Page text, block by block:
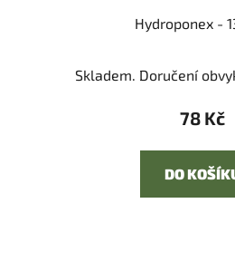
Hydroponex -
z
Skladem. Doručení
78 Kč
DO